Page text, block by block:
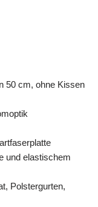
50 cm, ohne Kissen
und elastischem
Polstergurten,